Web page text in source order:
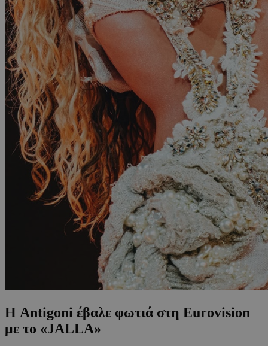
Η Antigoni έβαλε φωτιά στη Eurovision
με το «JALLA»